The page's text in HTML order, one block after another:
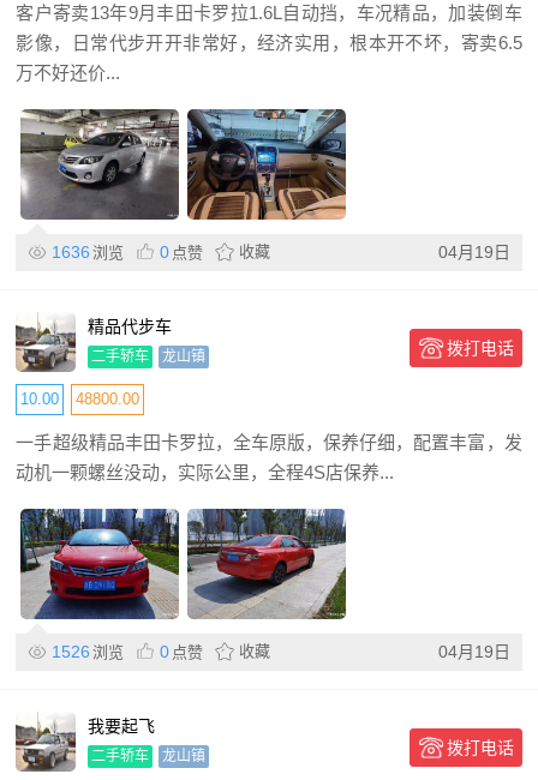
客户寄卖13年9月丰田卡罗拉1.6L自动挡，车况精品，加装倒车
影像，日常代步开开非常好，经济实用，根本开不坏，寄卖6.5
万不好还价...
1636 浏览 0 点赞 收藏 04月19日
精品代步车
二手轿车 龙山镇 拨打电话
10.00 48800.00
一手超级精品丰田卡罗拉，全车原版，保养仔细，配置丰富，发
动机一颗螺丝没动，实际公里，全程4S店保养...
1526 浏览 0 点赞 收藏 04月19日
我要起飞
二手轿车 龙山镇 拨打电话